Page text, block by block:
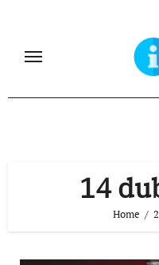
content
14
Home